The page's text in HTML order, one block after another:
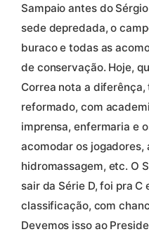
Sampaio antes do
sede depredada, o
buraco e todas as
de conservação. Hoje,
Correa nota a
reformado, com
imprensa, enfermaria e
acomodar os jogadores,
hidromassagem, etc. O
sair da Série D, foi pra C
classificação, com
Devemos isso ao